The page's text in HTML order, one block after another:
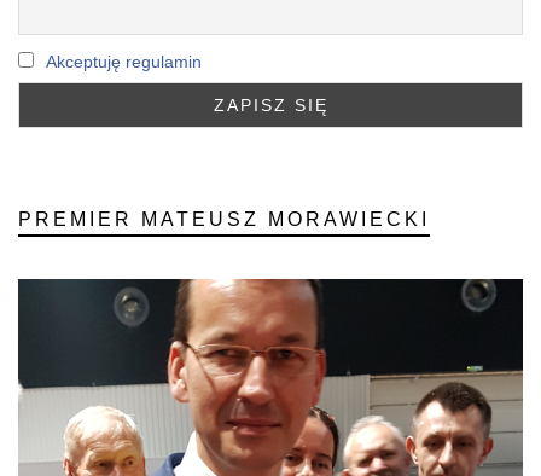
Akceptuję regulamin
PREMIER MATEUSZ MORAWIECKI